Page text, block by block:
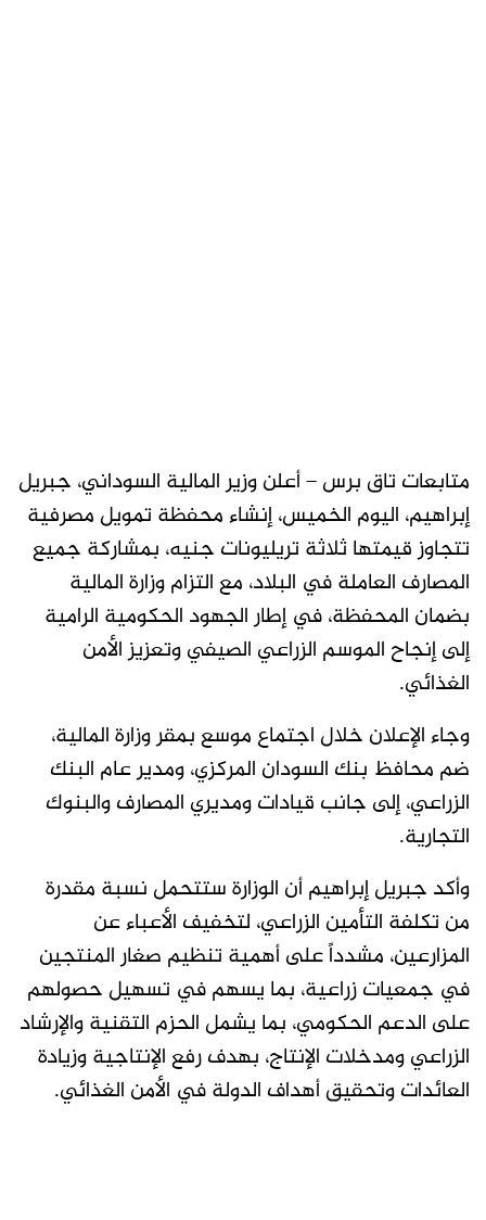
متابعات تاق برس – أعلن وزير المالية السوداني، جبريل
إبراهيم، اليوم الخميس، إنشاء محفظة تمويل مصرفية
تتجاوز قيمتها ثلاثة تريليونات جنيه، بمشاركة جميع
المصارف العاملة في البلاد، مع التزام وزارة المالية
بضمان المحفظة، في إطار الجهود الحكومية الرامية
إلى إنجاح الموسم الزراعي الصيفي وتعزيز الأمن
الغذائي.
وجاء الإعلان خلال اجتماع موسع بمقر وزارة المالية،
ضم محافظ بنك السودان المركزي، ومدير عام البنك
الزراعي، إلى جانب قيادات ومديري المصارف والبنوك
التجارية.
وأكد جبريل إبراهيم أن الوزارة ستتحمل نسبة مقدرة
من تكلفة التأمين الزراعي، لتخفيف الأعباء عن
المزارعين، مشدداً على أهمية تنظيم صغار المنتجين
في جمعيات زراعية، بما يسهم في تسهيل حصولهم
على الدعم الحكومي، بما يشمل الحزم التقنية والإرشاد
الزراعي ومدخلات الإنتاج، بهدف رفع الإنتاجية وزيادة
العائدات وتحقيق أهداف الدولة في الأمن الغذائي.